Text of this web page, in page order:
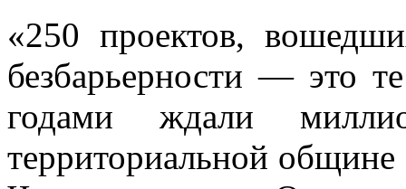
«250 проектов,
безбарьерности — это
годами ждали
территориальной